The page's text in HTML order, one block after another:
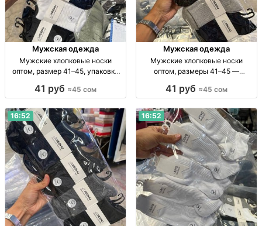
Мужская одежда
Мужские хлопковые носки
оптом, размер 41–45, упаковка
41–45, уп. 10 шт., опт.
41 руб ≈45 сом
Мужская одежда
Мужские хлопковые носки
оптом, размеры 41–45 —
носки, р-р 41–45, уп. 10 шт., опт,
41 руб ≈45 сом
16:52 16:52